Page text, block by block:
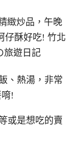
、熱湯，非常
!
或是想吃的賣